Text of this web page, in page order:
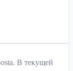
В текущей